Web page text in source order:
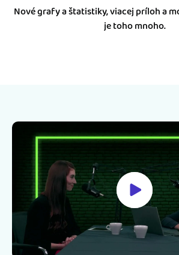
Nové grafy a štatistiky, viacej príloh a
je toho mnoho.